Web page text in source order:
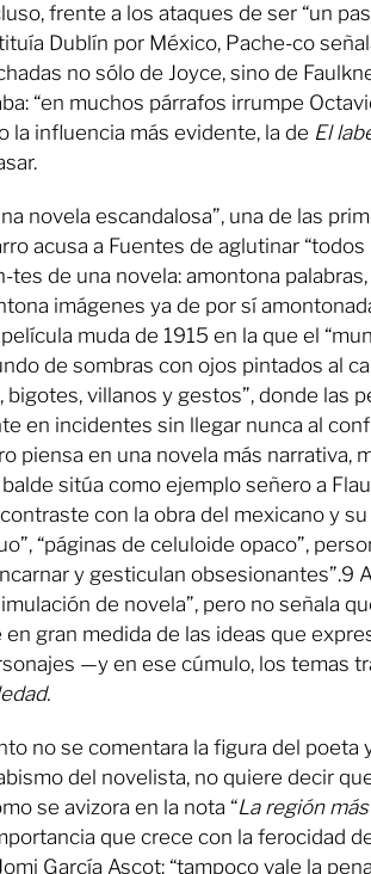
frente a los ataques de ser “un
Dublín por México, Pache-co
no sólo de Joyce, sino de
“en muchos párrafos irrumpe
la influencia más evidente, la de El
novela escandalosa”, una de las
acusa a Fuentes de aglutinar “todos
tes de una novela: amontona
imágenes ya de por sí
muda de 1915 en la que el
de sombras con ojos pintados al
bigotes, villanos y gestos”, donde las
en incidentes sin llegar nunca al
piensa en una novela más narrativa,
sitúa como ejemplo señero a
con la obra del mexicano y su
“páginas de celuloide opaco”,
y gesticulan obsesionantes”.9
de novela”, pero no señala
gran medida de las ideas que
—y en ese cúmulo, los temas
no se comentara la figura del poeta
del novelista, no quiere decir
se avizora en la nota “La región
que crece con la ferocidad
García Ascot: “tampoco vale la